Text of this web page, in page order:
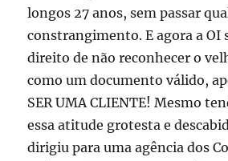
longos 27 anos, sem passar
constrangimento. E agora a OI
direito de não reconhecer o
como um documento válido,
SER UMA CLIENTE! Mesmo
essa atitude grotesta e
dirigiu para uma agência dos